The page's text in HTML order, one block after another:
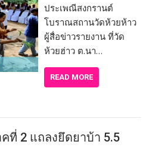
ประเพณีสงกรานต์
โบราณสถานวัดห้วยห้าว
ผู้สื่อข่าวรายงาน ที่วัด
ห้วยฮ่าว ต.นา…
READ MORE
ที่ 2 แถลงยึดยาบ้า 5.5